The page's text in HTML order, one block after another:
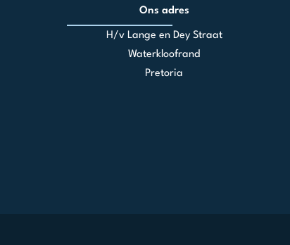
Ons adres
H/v Lange en Dey Straat
Waterkloofrand
Pretoria